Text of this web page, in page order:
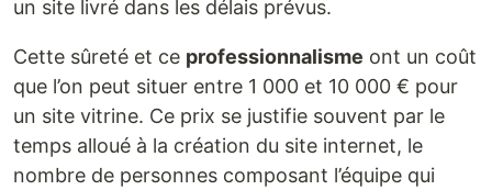
un site livré dans les délais prévus.
Cette sûreté et ce professionnalisme ont un coût
que l’on peut situer entre 1 000 et 10 000 € pour
un site vitrine. Ce prix se justifie souvent par le
temps alloué à la création du site internet, le
nombre de personnes composant l’équipe qui